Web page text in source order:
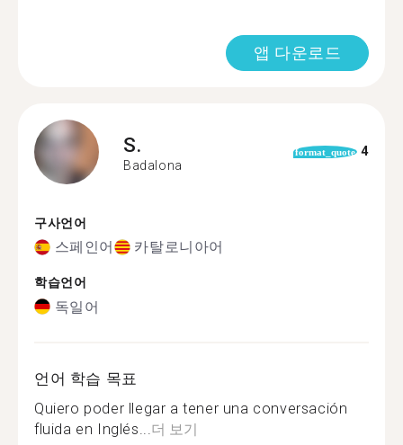
앱 다운로드
S.
Badalona
format_quote 4
구사언어
스페인어 카탈로니아어
학습언어
독일어
언어 학습 목표
Quiero poder llegar a tener una conversación
fluida en Inglés... 더 보기